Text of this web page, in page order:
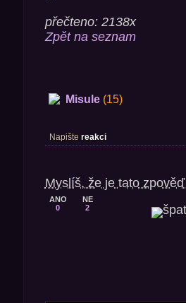
přečteno: 2138x
Zpět na seznam
Misule(15)
Napište reakci
Myslíš, že je tato zpověď
ANO
0
NE
2